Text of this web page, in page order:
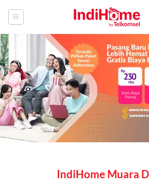
IndiHome Muara